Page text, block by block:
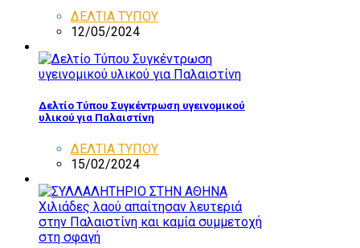
ΔΕΛΤΙΑ ΤΥΠΟΥ
12/05/2024
Δελτίο Τύπου Συγκέντρωση υγεινομικού
υλικού για Παλαιστίνη
ΔΕΛΤΙΑ ΤΥΠΟΥ
15/02/2024